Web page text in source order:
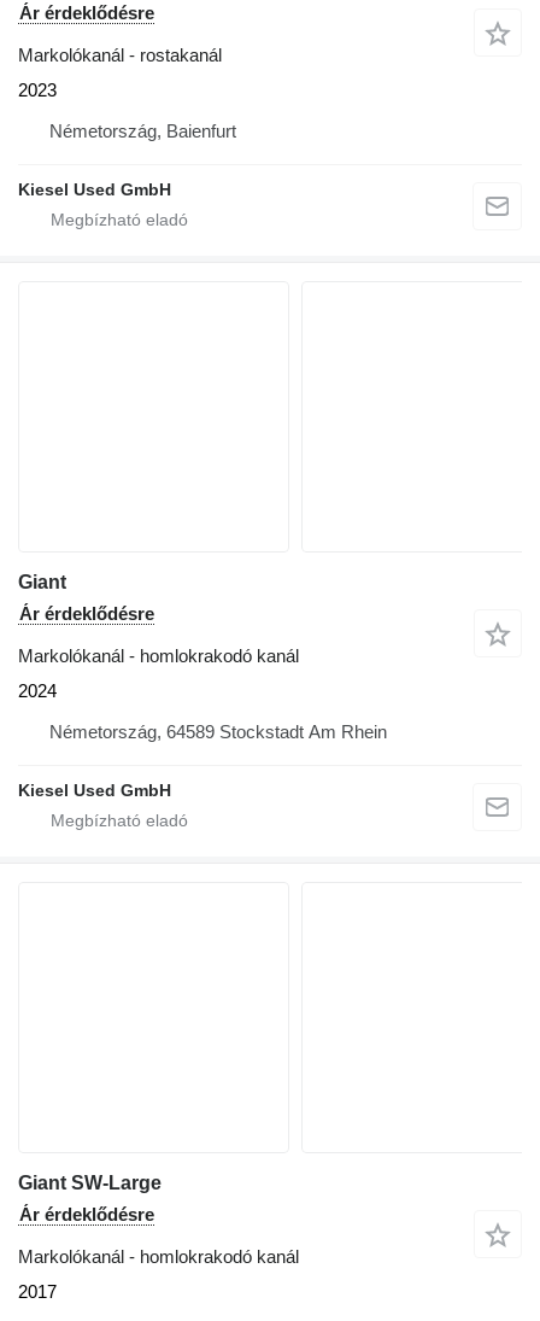
Ár érdeklődésre
Markolókanál - rostakanál
2023
Németország, Baienfurt
Kiesel Used GmbH
Giant
Ár érdeklődésre
Markolókanál - homlokrakodó kanál
2024
Németország, 64589 Stockstadt Am Rhein
Kiesel Used GmbH
Giant SW-Large
Ár érdeklődésre
Markolókanál - homlokrakodó kanál
2017